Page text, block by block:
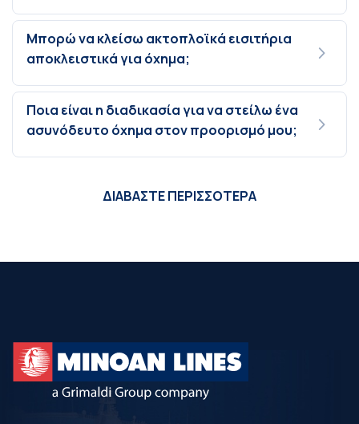
Μπορώ να κλείσω ακτοπλοϊκά εισιτήρια
αποκλειστικά για όχημα;
Ποια είναι η διαδικασία για να στείλω ένα
ασυνόδευτο όχημα στον προορισμό μου;
ΔΙΑΒΑΣΤΕ ΠΕΡΙΣΣΟΤΕΡΑ